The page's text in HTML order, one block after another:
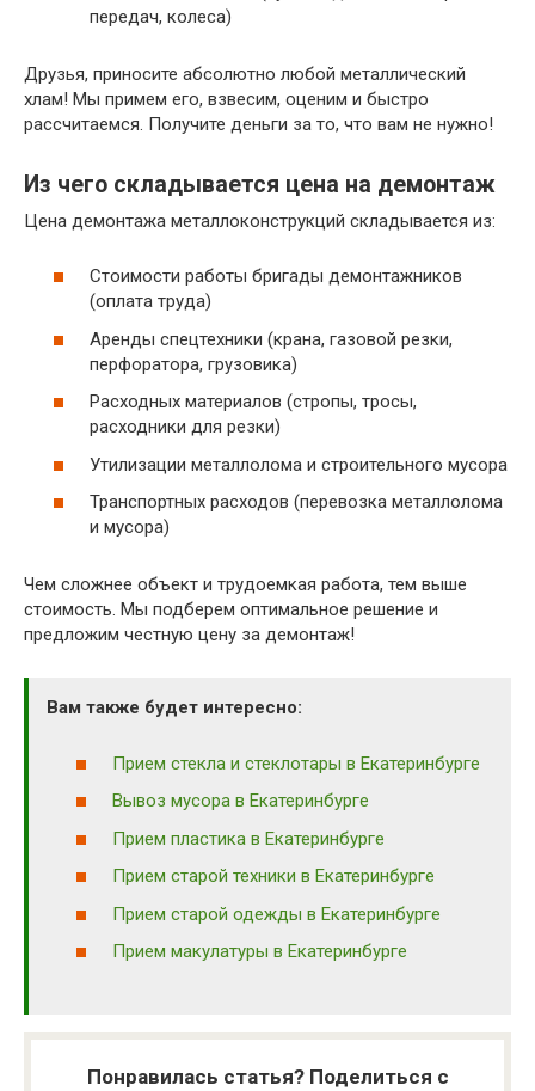
передач, колеса)
Друзья, приносите абсолютно любой металлический
хлам! Мы примем его, взвесим, оценим и быстро
рассчитаемся. Получите деньги за то, что вам не нужно!
Из чего складывается цена на демонтаж
Цена демонтажа металлоконструкций складывается из:
Стоимости работы бригады демонтажников
(оплата труда)
Аренды спецтехники (крана, газовой резки,
перфоратора, грузовика)
Расходных материалов (стропы, тросы,
расходники для резки)
Утилизации металлолома и строительного мусора
Транспортных расходов (перевозка металлолома
и мусора)
Чем сложнее объект и трудоемкая работа, тем выше
стоимость. Мы подберем оптимальное решение и
предложим честную цену за демонтаж!
Вам также будет интересно:
Прием стекла и стеклотары в Екатеринбурге
Вывоз мусора в Екатеринбурге
Прием пластика в Екатеринбурге
Прием старой техники в Екатеринбурге
Прием старой одежды в Екатеринбурге
Прием макулатуры в Екатеринбурге
Понравилась статья? Поделиться с